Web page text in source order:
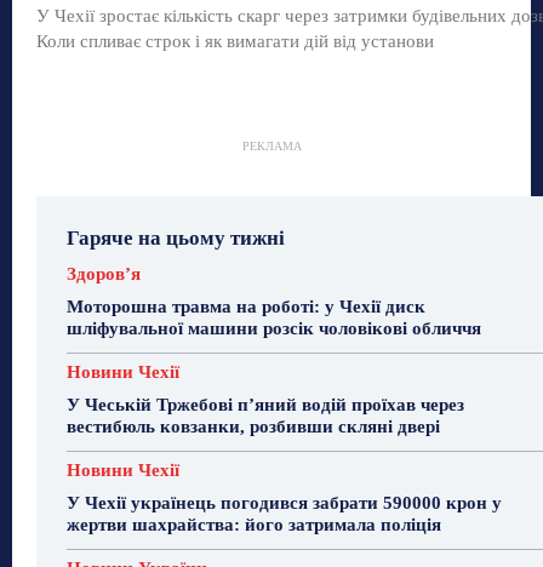
У Чехії зростає кількість скарг через затримки будівельних
Коли спливає строк і як вимагати дій від установи
РЕКЛАМА
Гаряче на цьому тижні
Здоровʼя
Моторошна травма на роботі: у Чехії диск
шліфувальної машини розсік чоловікові обличчя
Новини Чехії
У Чеській Тржебові п’яний водій проїхав через
вестибюль ковзанки, розбивши скляні двері
Новини Чехії
У Чехії українець погодився забрати 590000 крон у
жертви шахрайства: його затримала поліція